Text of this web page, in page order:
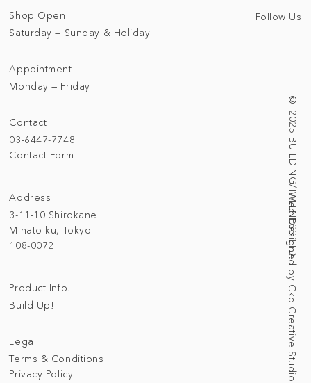
Address
3-11-10 Shirokane
Minato-ku, Tokyo
108-0072
© 2025 BUILDING/TALLNESS LTD.
Web Designed by Ckd Creative Studio
Contact
03-6447-7748
Contact Form
Shop Open
Saturday — Sunday & Holiday
Appointment
Monday — Friday
Legal
Terms & Conditions
Privacy Policy
Product Info.
Build Up!
Follow Us